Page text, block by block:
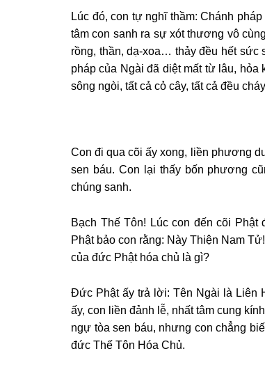
Lúc đó, con tự nghĩ thầm: Chánh
tâm con sanh ra sự xót thương vô
rồng, thần, dạ-xoa… thảy đều hết sức
pháp của Ngài đã diệt mất từ lâu,
sông ngòi, tất cả cỏ cây, tất cả đều
Con đi qua cõi ấy xong, liền phương
sen báu. Con lại thấy bốn phương
chúng sanh.
Bạch Thế Tôn! Lúc con đến cõi
Phật bảo con rằng: Này Thiện Nam
của đức Phật hóa chủ là gì?
Đức Phật ấy trả lời: Tên Ngài là Liên
ấy, con liền đảnh lễ, nhất tâm cung
ngự tòa sen báu, nhưng con chẳng
đức Thế Tôn Hóa Chủ.